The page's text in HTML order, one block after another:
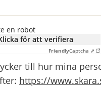
en robot
för att verifiera
FriendlyCaptcha ⇗
till hur mina
https://